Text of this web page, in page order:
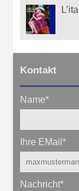
Kontakt
Name*
Ihre EMail*
Nachricht*